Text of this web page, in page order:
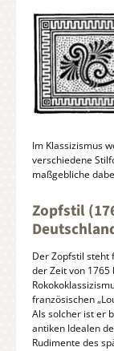
Im Klassizismus
verschiedene
maßgebliche
Zopfstil
Der Zopfstil steht
der Zeit von 1765
französischen
Als solcher ist er
antiken Idealen
Rudimente des